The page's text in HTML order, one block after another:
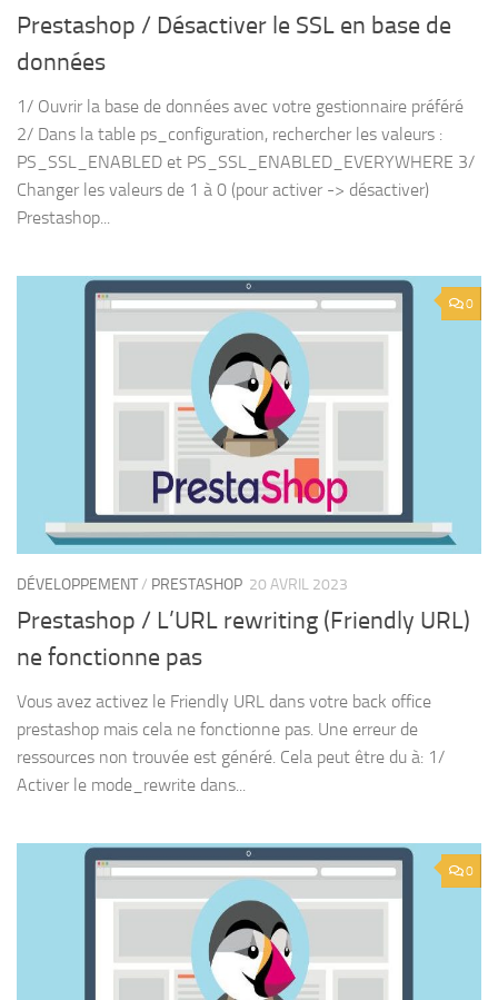
Prestashop / Désactiver le SSL en base de
données
1/ Ouvrir la base de données avec votre gestionnaire préféré
2/ Dans la table ps_configuration, rechercher les valeurs :
PS_SSL_ENABLED et PS_SSL_ENABLED_EVERYWHERE 3/
Changer les valeurs de 1 à 0 (pour activer -> désactiver)
Prestashop...
0
DÉVELOPPEMENT/ PRESTASHOP 20 AVRIL 2023
Prestashop / L’URL rewriting (Friendly URL)
ne fonctionne pas
Vous avez activez le Friendly URL dans votre back office
prestashop mais cela ne fonctionne pas. Une erreur de
ressources non trouvée est généré. Cela peut être du à: 1/
Activer le mode_rewrite dans...
0